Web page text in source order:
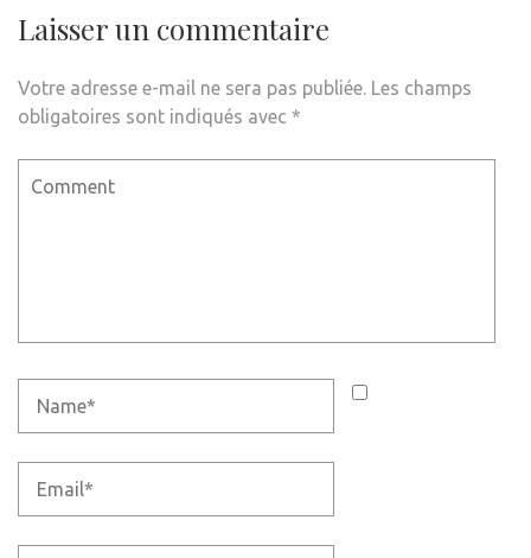
Laisser un commentaire
Votre adresse e-mail ne sera pas publiée. Les champs
obligatoires sont indiqués avec *